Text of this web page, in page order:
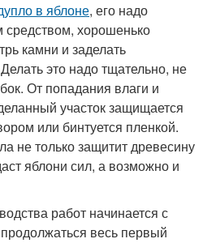
в яблоне, его надо
хорошенько
камни и заделать
это надо тщательно, не
От попадания влаги и
участок защищается
или бинтуется пленкой.
не только защитит древесину
яблони сил, а возможно и
работ начинается с
весь первый